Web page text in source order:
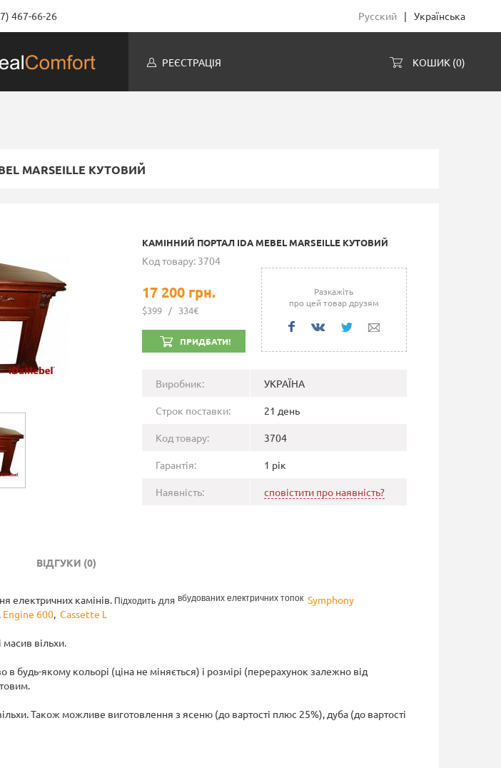
467-66-26 Русский | Українська
РЕЄСТРАЦІЯ КОШИК (0)
MARSEILLE КУТОВИЙ
КАМІННИЙ ПОРТАЛ IDA MEBEL MARSEILLE КУТОВИЙ
Код товару: 3704
17 200 грн.
$399 / 334€
ПРИДБАТИ!
Разкажіть
про цей товар друзям
Виробник: УКРАЇНА
Строк поставки: 21 день
Код товару: 3704
Гарантія: 1 рік
Наявність: сповістити про наявність?
ВІДГУКИ (0)
електричних камінів. Підходитьдля вбудованих електричних топок Symphony
Engine 600, Cassette L
вільхи.
будь-якому кольорі (ціна не міняється) і розмірі (перерахунок залежно від
Також можливе виготовлення з ясеню (до вартості плюс 25%), дуба (до вартості